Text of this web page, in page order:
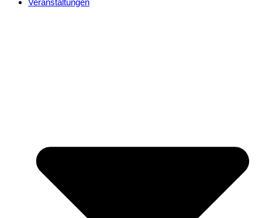
Veranstaltungen